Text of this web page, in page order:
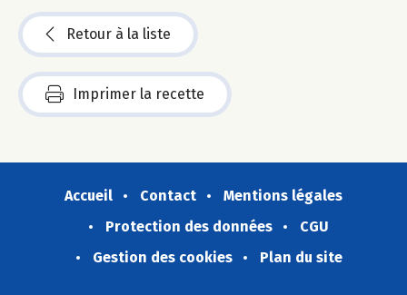
Retour à la liste
Imprimer la recette
Accueil Contact
Mentions légales
Protection des données
CGU
Gestion des cookies
Plan du site